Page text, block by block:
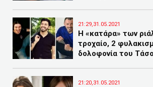
21:29,31.05.2021
Η «κατάρα» των
τροχαίο, 2
δολοφονία του
21:20,31.05.2021